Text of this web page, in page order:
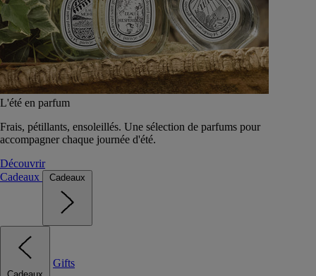
L'été en parfum
Frais, pétillants, ensoleillés. Une sélection de parfums pour
accompagner chaque journée d'été.
Découvrir
Cadeaux
Cadeaux
Gifts